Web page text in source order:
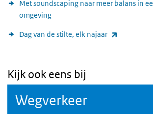
Met soundscaping naar meer balans in
omgeving
Dag van de stilte, elk najaar
Kijk ook eens bij
Wegverkeer